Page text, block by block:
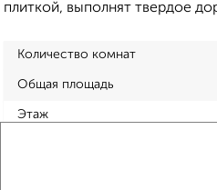
плиткой, выполнят твердое
Количество комнат
Общая площадь
Этаж